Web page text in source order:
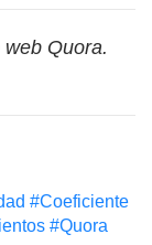
Quora.
#Coeficiente
#Quora